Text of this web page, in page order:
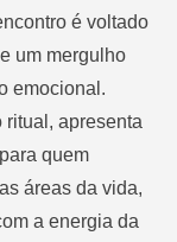
é voltado
um mergulho
emocional.
ritual, apresenta
quem
áreas da vida,
a energia da